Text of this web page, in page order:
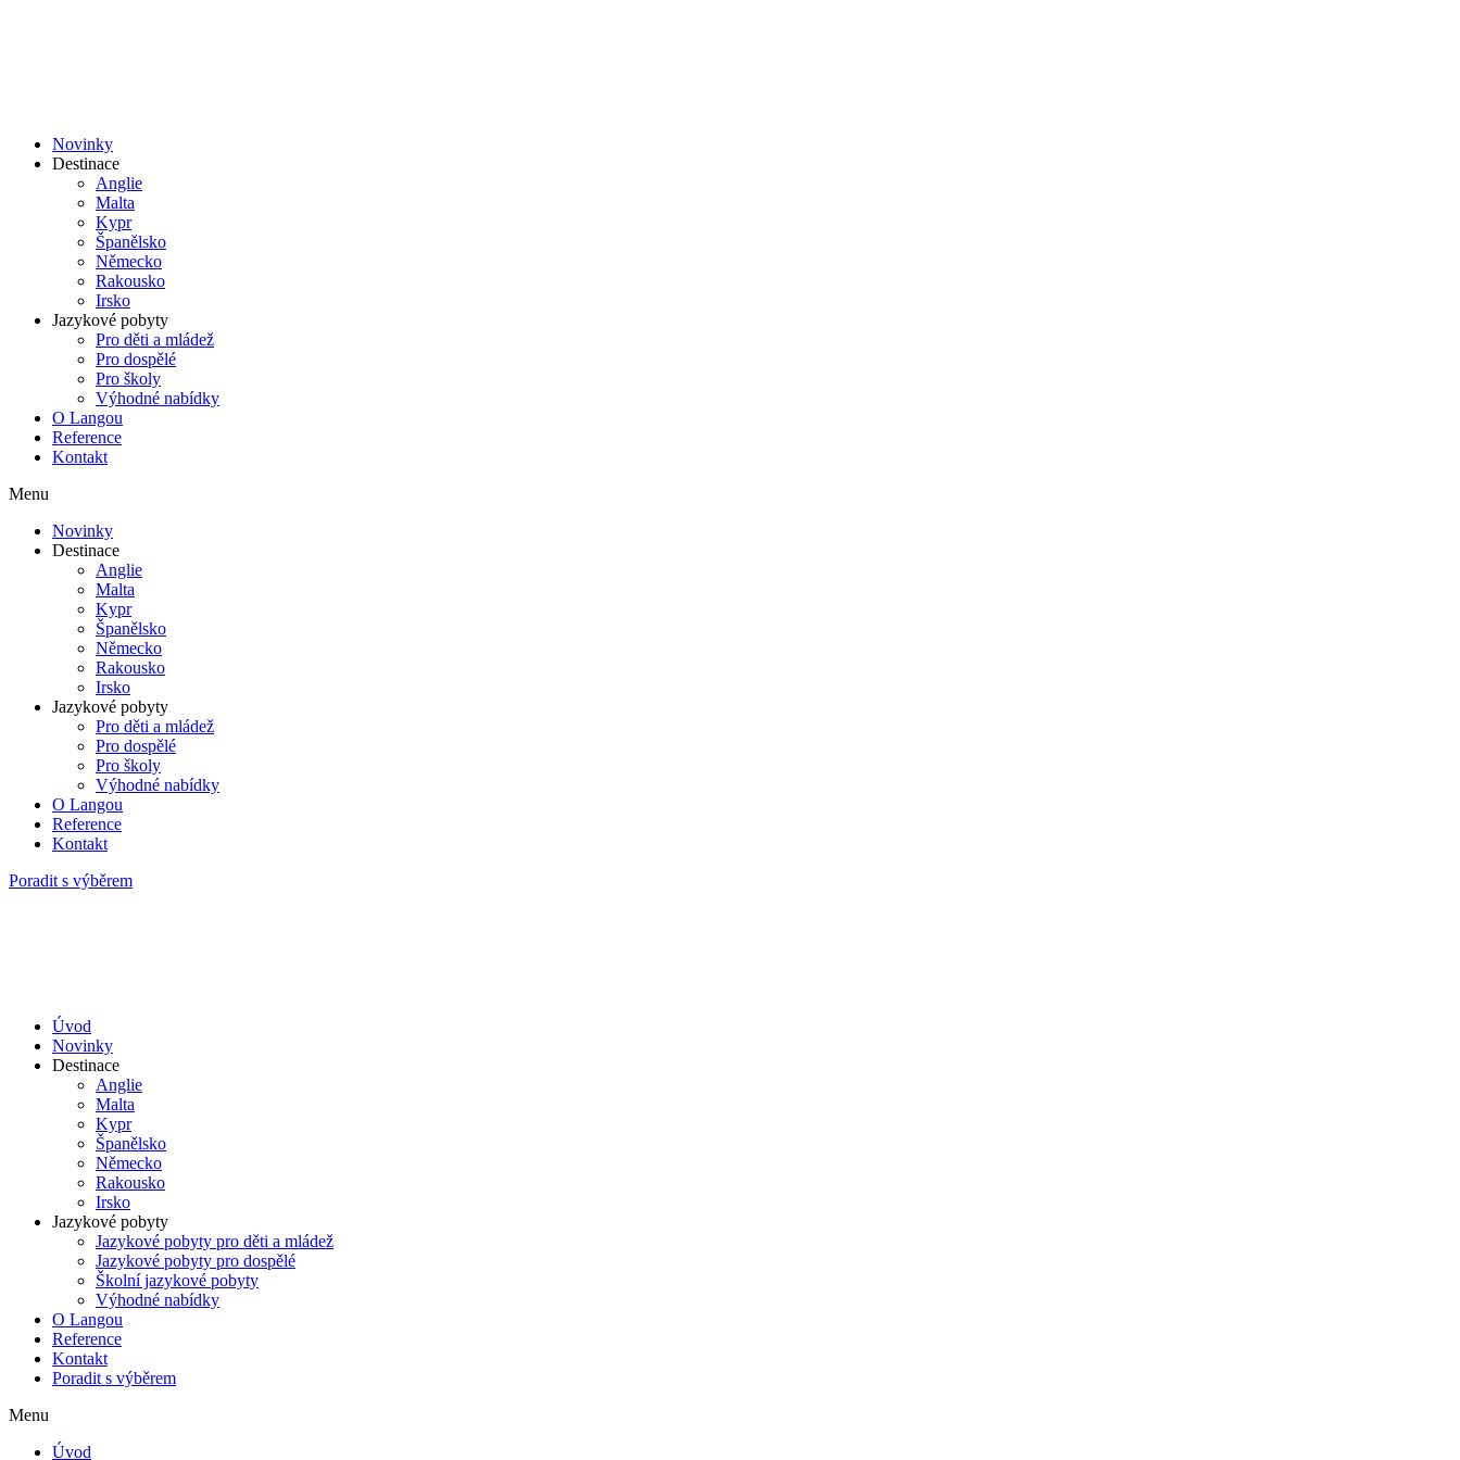
Novinky
Destinace
Anglie
Malta
Kypr
Španělsko
Německo
Rakousko
Irsko
Jazykové pobyty
Pro děti a mládež
Pro dospělé
Pro školy
Výhodné nabídky
O Langou
Reference
Kontakt
Menu
Novinky
Destinace
Anglie
Malta
Kypr
Španělsko
Německo
Rakousko
Irsko
Jazykové pobyty
Pro děti a mládež
Pro dospělé
Pro školy
Výhodné nabídky
O Langou
Reference
Kontakt
Poradit s výběrem
Úvod
Novinky
Destinace
Anglie
Malta
Kypr
Španělsko
Německo
Rakousko
Irsko
Jazykové pobyty
Jazykové pobyty pro děti a mládež
Jazykové pobyty pro dospělé
Školní jazykové pobyty
Výhodné nabídky
O Langou
Reference
Kontakt
Poradit s výběrem
Menu
Úvod